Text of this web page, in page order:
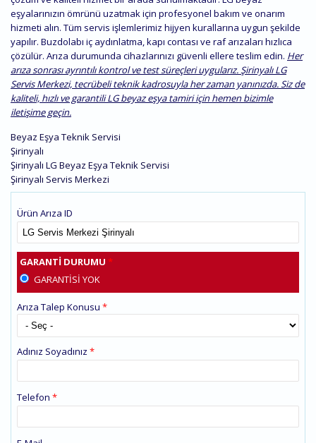
eşyalarınızın ömrünü uzatmak için profesyonel bakım ve onarım
hizmeti alın. Tüm servis işlemlerimiz hijyen kurallarına uygun şekilde
yapılır. Buzdolabı iç aydınlatma, kapı contası ve raf arızaları hızlıca
çözülür. Arıza durumunda cihazlarınızı güvenli ellere teslim edin. Her
arıza sonrası ayrıntılı kontrol ve test süreçleri uygularız. Şirinyalı LG
Servis Merkezi, tecrübeli teknik kadrosuyla her zaman yanınızda. Siz de
kaliteli, hızlı ve garantili LG beyaz eşya tamiri için hemen bizimle
iletişime geçin.
Beyaz Eşya Teknik Servisi
Şirinyalı
Şirinyalı LG Beyaz Eşya Teknik Servisi
Şirinyalı Servis Merkezi
Ürün Arıza ID
GARANTI DURUMU*
GARANTISI YOK
Arıza Talep Konusu*
Adınız Soyadınız*
Telefon*